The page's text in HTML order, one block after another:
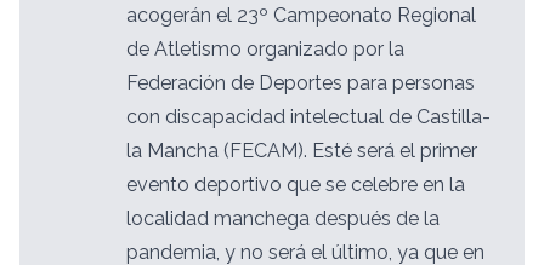
acogerán el 23º Campeonato Regional
de Atletismo organizado por la
Federación de Deportes para personas
con discapacidad intelectual de Castilla-
la Mancha (FECAM). Esté será el primer
evento deportivo que se celebre en la
localidad manchega después de la
pandemia, y no será el último, ya que en